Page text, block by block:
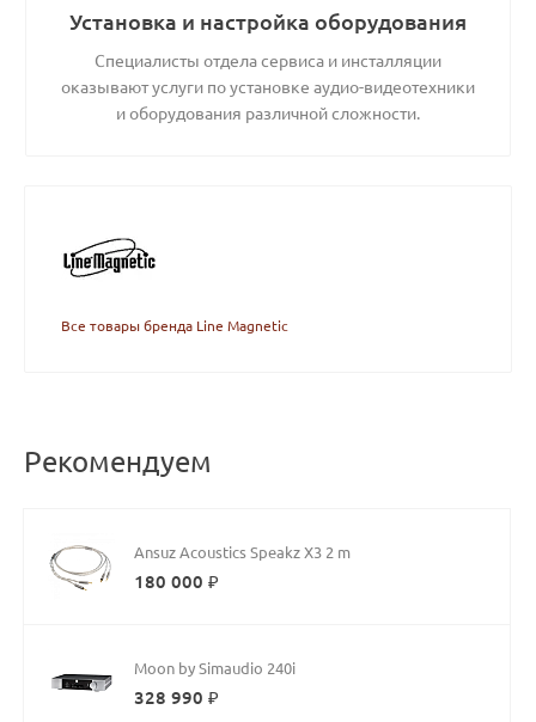
Установка и настройка оборудования
Специалисты отдела сервиса и инсталляции
оказывают услуги по установке аудио-видеотехники
и оборудования различной сложности.
Все товары бренда Line Magnetic
Рекомендуем
Ansuz Acoustics Speakz X3 2 m
180 000 ₽
Moon by Simaudio 240i
328 990 ₽